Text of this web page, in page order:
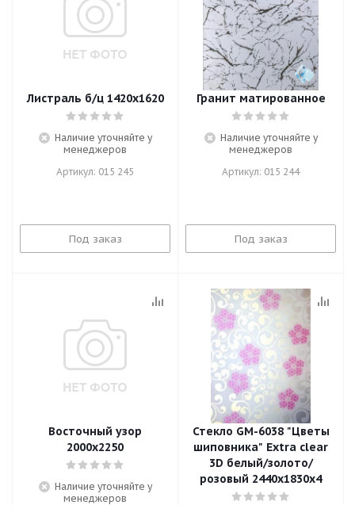
Листраль б/ц 1420х1620
Наличие уточняйте у
менеджеров
Артикул: 015 245
Под заказ
Гранит матированное
Наличие уточняйте у
менеджеров
Артикул: 015 244
Под заказ
Восточный узор
2000х2250
Наличие уточняйте у
менеджеров
Стекло GМ-6038 "Цветы
шиповника" Extra clear
3D белый/золото/
розовый 2440х1830х4